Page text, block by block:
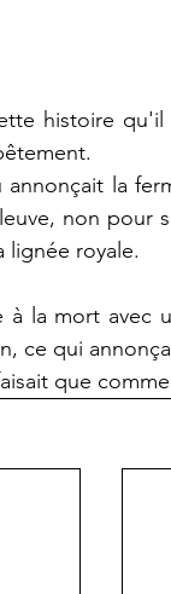
histoire
annonçait la
non pour
lignée royale.
à la mort avec
ce qui
que